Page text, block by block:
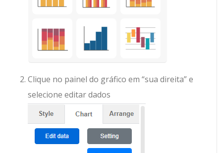
Clique no painel do gráfico em “sua direita” e
selecione editar dados